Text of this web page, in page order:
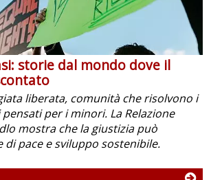
storie dal mondo dove il
liberata, comunità che risolvono i
per i minori. La Relazione
mostra che la giustizia può
pace e sviluppo sostenibile.